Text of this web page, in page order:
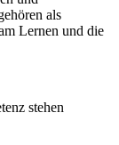
als
Lernen und die
stehen